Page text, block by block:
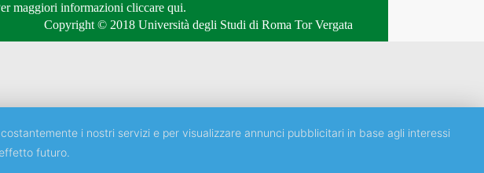
maggiori informazioni cliccare qui.
Copyright © 2018 Università degli Studi di Roma Tor Vergata
i nostri servizi e per visualizzare annunci pubblicitari in base agli interessi
futuro.